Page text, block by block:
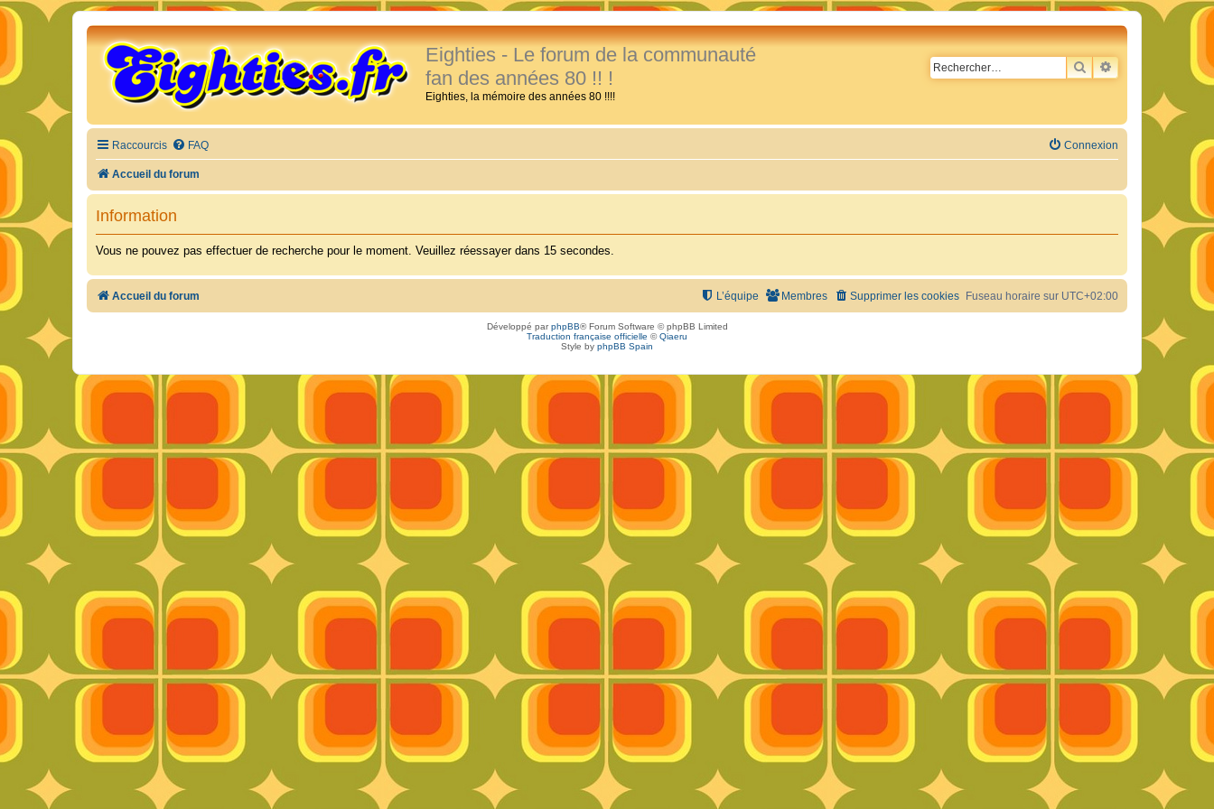
Eighties - Le forum de la communauté
fan des années 80 !! !
Eighties, la mémoire des années 80 !!!!
RECHERCHER
RECHERCHE
Raccourcis FAQ Connexion
Accueil du forum
Information
Vous ne pouvez pas effectuer de recherche pour le moment. Veuillez réessayer dans 15 secondes.
Accueil du forum Fuseau horaire sur UTC+02:00
Supprimer les cookies
Membres
L’équipe
Développé parphpBB® Forum Software © phpBB Limited
Traduction française officielle ©Qiaeru
Style by phpBB Spain